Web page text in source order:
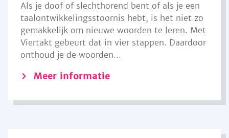
Als je doof of slechthorend bent of als je een
taalontwikkelingsstoornis hebt, is het niet zo
gemakkelijk om nieuwe woorden te leren. Met
Viertakt gebeurt dat in vier stappen. Daardoor
onthoud je de woorden...
Meer informatie